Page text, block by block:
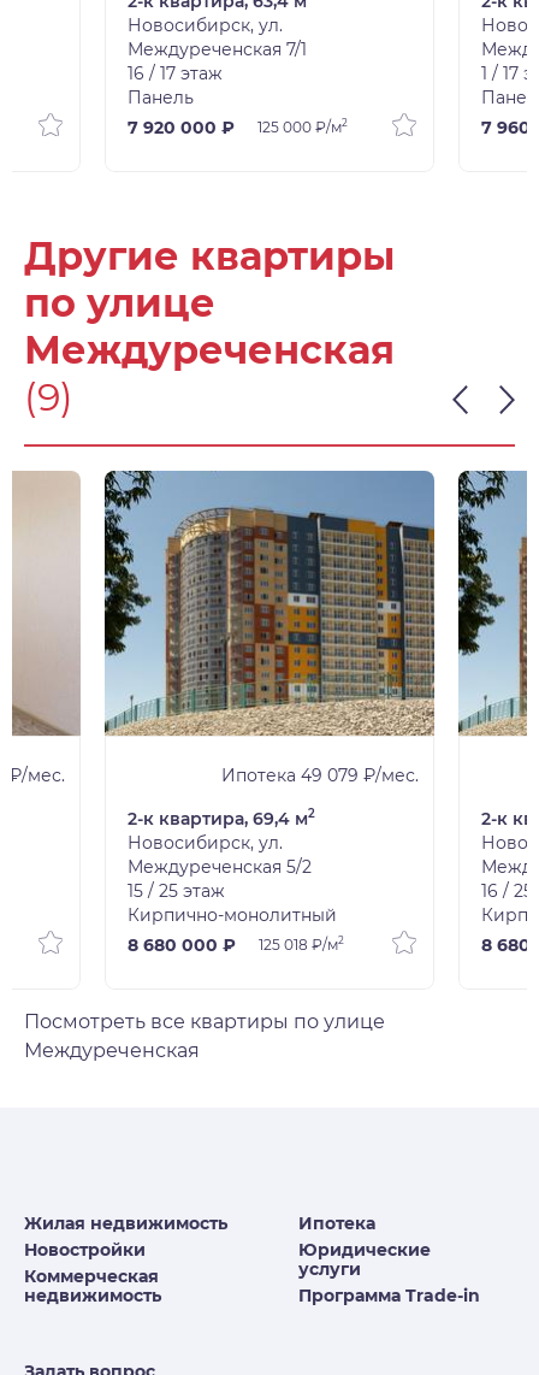
Новосибирск, ул.
Междуреченская 7/1
16 / 17 этаж
Панель
7 920 000 ₽
125 000 ₽/м2
1 / 17
7 960
Другие квартиры
по улице
Междуреченская
(9)
₽/мес.
Ипотека 49 079 ₽/мес.
2-к квартира, 69,4 м2
Новосибирск, ул.
Междуреченская 5/2
15 / 25 этаж
Кирпично-монолитный
8 680 000 ₽
125 018 ₽/м2
2-к
16 /
8 680
Посмотреть все квартиры по улице
Междуреченская
Жилая недвижимость
Новостройки
Коммерческая
недвижимость
Ипотека
Юридические
услуги
Программа Trade-in